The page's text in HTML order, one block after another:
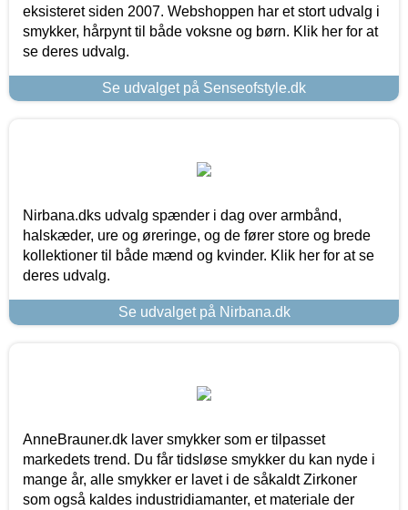
eksisteret siden 2007. Webshoppen har et stort udvalg i
smykker, hårpynt til både voksne og børn. Klik her for at
se deres udvalg.
Se udvalget på Senseofstyle.dk
Nirbana.dks udvalg spænder i dag over armbånd,
halskæder, ure og øreringe, og de fører store og brede
kollektioner til både mænd og kvinder. Klik her for at se
deres udvalg.
Se udvalget på Nirbana.dk
AnneBrauner.dk laver smykker som er tilpasset
markedets trend. Du får tidsløse smykker du kan nyde i
mange år, alle smykker er lavet i de såkaldt Zirkoner
som også kaldes industridiamanter, et materiale der